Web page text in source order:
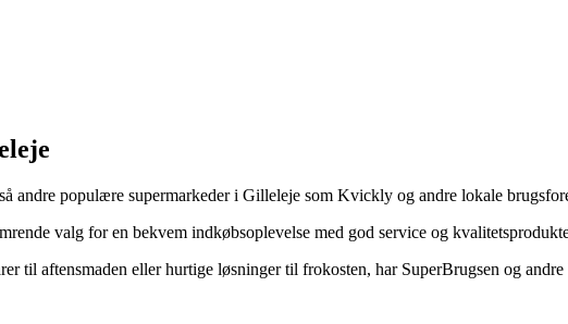
andre populære supermarkeder i Gilleleje som Kvickly og andre lokale
valg for en bekvem indkøbsoplevelse med god service og
til aftensmaden eller hurtige løsninger til frokosten, har SuperBrugsen og